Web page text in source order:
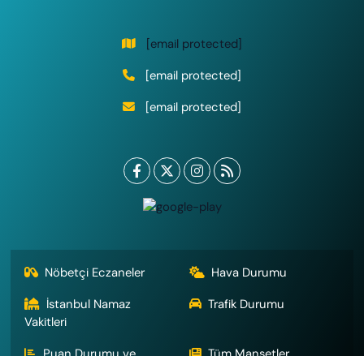
[email protected]
[email protected]
[email protected]
Nöbetçi Eczaneler
Hava Durumu
İstanbul Namaz
Vakitleri
Trafik Durumu